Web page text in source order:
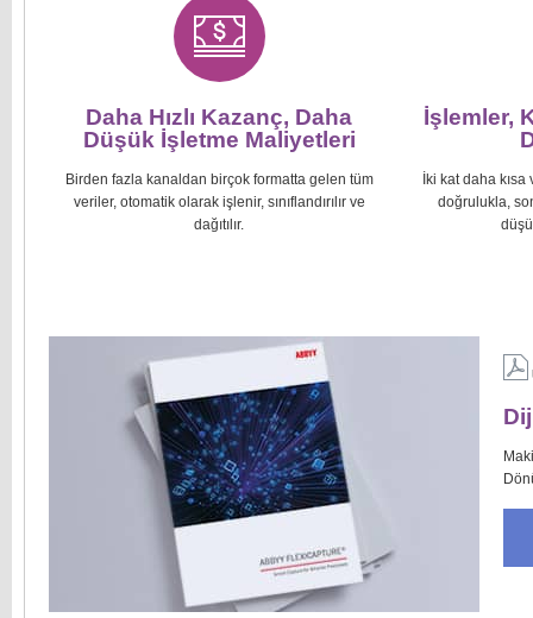
Daha Hızlı Kazanç, Daha
Düşük İşletme Maliyetleri
Birden fazla kanaldan birçok formatta gelen tüm
veriler, otomatik olarak işlenir, sınıflandırılır ve
dağıtılır.
İşlemler,
İki kat daha
doğrulukla,